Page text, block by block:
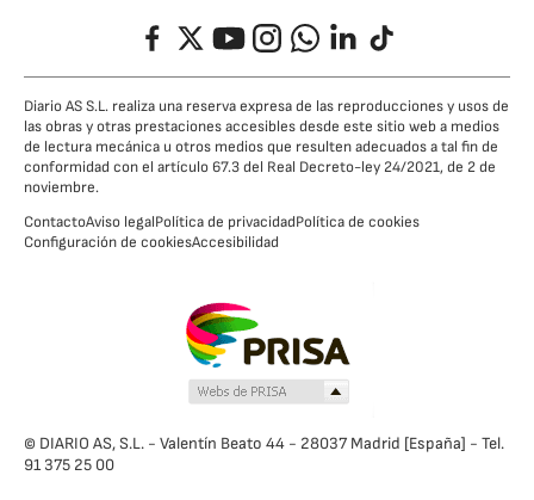
FacebookTwitterYouTubeInstagramWhatsappLinkedIn
TikTok
Diario AS S.L. realiza una reserva expresa de las reproducciones y usos de
las obras y otras prestaciones accesibles desde este sitio web a medios
de lectura mecánica u otros medios que resulten adecuados a tal fin de
conformidad con el artículo 67.3 del Real Decreto-ley 24/2021, de 2 de
noviembre.
ContactoAviso legalPolítica de privacidadPolítica de cookies
Configuración de cookiesAccesibilidad
© DIARIO AS, S.L. - Valentín Beato 44 - 28037 Madrid [España] - Tel.
91 375 25 00